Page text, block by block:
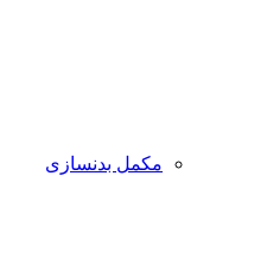
مکمل بدنسازی